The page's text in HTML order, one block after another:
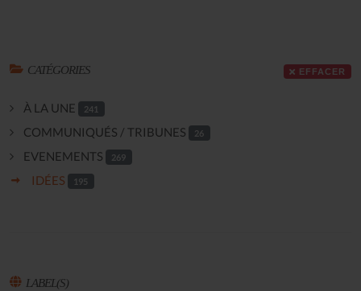
CATÉGORIES EFFACER
À LA UNE 241
COMMUNIQUÉS / TRIBUNES 26
EVENEMENTS 269
IDÉES 195
LABEL(S)